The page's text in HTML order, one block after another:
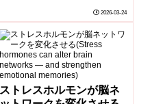
2026-03-24
ストレスホルモンが脳ネ